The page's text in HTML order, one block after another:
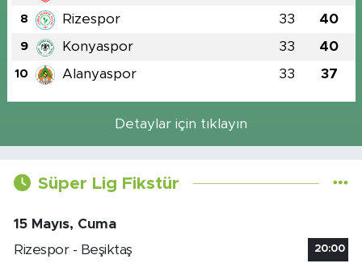
8 Rizespor 33 40
9 Konyaspor 33 40
10 Alanyaspor 33 37
Detaylar için tıklayın
Süper Lig Fikstür
15 Mayıs, Cuma
Rizespor - Beşiktaş
20:00